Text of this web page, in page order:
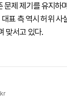
문제 제기를 유지하
표 측 역시 허위 사
맞서고 있다.